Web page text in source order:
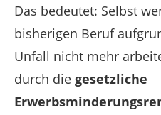
Das bedeutet: Selbst
bisherigen Beruf
Unfall nicht mehr
durch die gesetzliche